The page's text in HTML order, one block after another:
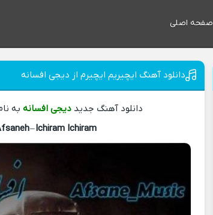
صفحه اصلی
دانلود آهنگ ایچیریم ایچیرم از دیجی افسانه
دانلود آهنگ جدیددیجی افسانه به
–Ichiram Ichiram